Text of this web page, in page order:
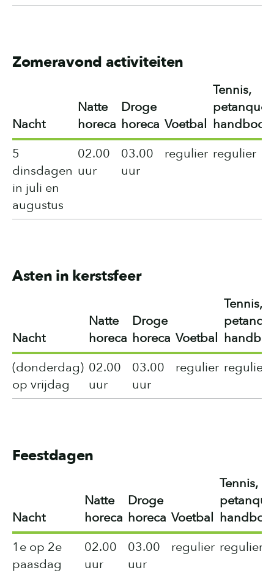
Zomeravond activiteiten
Nacht
Natte
horeca
Droge
horeca Voetbal
Tennis,
petanque,
handboog
5
dinsdagen
in juli en
augustus
02.00
uur
03.00
uur
regulier regulier
Asten in kerstsfeer
Nacht
Natte
horeca
Droge
horeca Voetbal
Tennis,
(donderdag)
op vrijdag
02.00
uur
03.00
uur
regulier regulier
Feestdagen
Nacht
Natte
horeca
Droge
horeca Voetbal
Tennis,
1e op 2e
paasdag
02.00
uur
03.00
uur
regulier regulier